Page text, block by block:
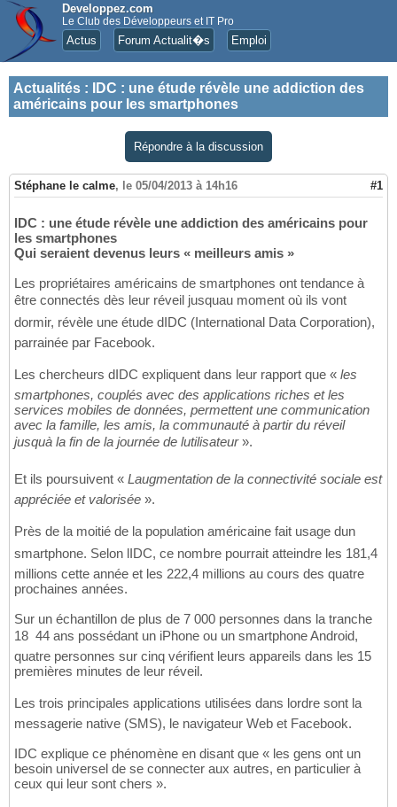
Developpez.com
Le Club des Développeurs et IT Pro
Actus Forum Actualit�s Emploi
Actualités :
IDC : une étude révèle une addiction des
américains pour les smartphones
Répondre à la discussion
Stéphane le calme, le 05/04/2013 à 14h16 #1
IDC : une étude révèle une addiction des américains pour
les smartphones
Qui seraient devenus leurs « meilleurs amis »
Les propriétaires américains de smartphones ont tendance à
être connectés dès leur réveil jusquau moment où ils vont
dormir, révèle une étude dIDC (International Data Corporation),
parrainée par Facebook.
Les chercheurs dIDC expliquent dans leur rapport que « les
smartphones, couplés avec des applications riches et les
services mobiles de données, permettent une communication
avec la famille, les amis, la communauté à partir du réveil
jusquà la fin de la journée de lutilisateur».
Et ils poursuivent « Laugmentation de la connectivité sociale est
appréciée et valorisée ».
Près de la moitié de la population américaine fait usage dun
smartphone. Selon lIDC, ce nombre pourrait atteindre les 181,4
millions cette année et les 222,4 millions au cours des quatre
prochaines années.
Sur un échantillon de plus de 7 000 personnes dans la tranche
18  44 ans possédant un iPhone ou un smartphone Android,
quatre personnes sur cinq vérifient leurs appareils dans les 15
premières minutes de leur réveil.
Les trois principales applications utilisées dans lordre sont la
messagerie native (SMS), le navigateur Web et Facebook.
IDC explique ce phénomène en disant que « les gens ont un
besoin universel de se connecter aux autres, en particulier à
ceux qui leur sont chers ».